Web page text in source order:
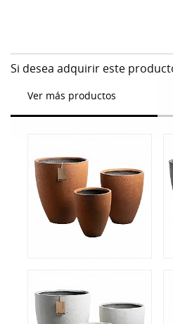
Si desea adquirir este
Ver más productos